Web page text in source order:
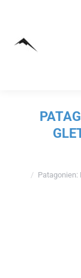
Patagonien: